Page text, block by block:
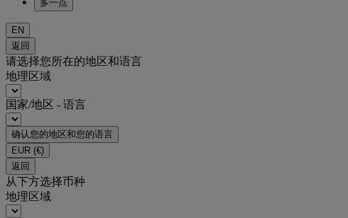
多一点
EN
返回
请选择您所在的地区和语言
地理区域
国家/地区 - 语言
确认您的地区和您的语言
EUR (€)
返回
从下方选择币种
地理区域